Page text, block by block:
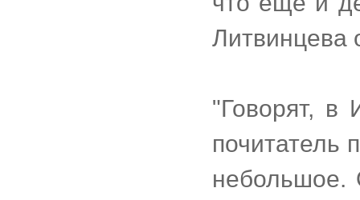
"Говорят, в
почитатель
небольшое.